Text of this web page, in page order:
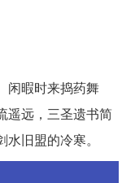
闲暇时来捣药舞
遥远，三圣遗书简
旧盟的冷寒。